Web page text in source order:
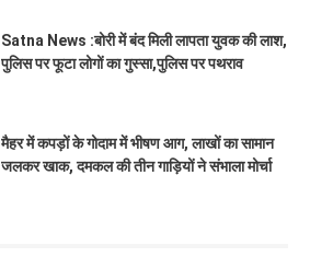
Satna News :बोरी में बंद मिली लापता युवक की लाश,
पुलिस पर फूटा लोगों का गुस्सा,पुलिस पर पथराव
मैहर में कपड़ों के गोदाम में भीषण आग, लाखों का सामान
जलकर खाक, दमकल की तीन गाड़ियों ने संभाला मोर्चा